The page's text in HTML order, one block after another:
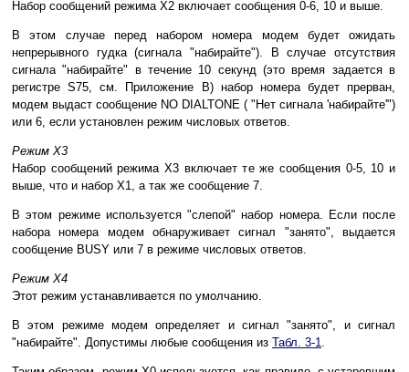
Набор сообщений режима X2 включает сообщения 0-6, 10 и выше.
В этом случае перед набором номера модем будет ожидать
непрерывного гудка (сигнала "набирайте"). В случае отсутствия
сигнала "набирайте" в течение 10 секунд (это время задается в
регистре S75, см. Приложение B) набор номера будет прерван,
модем выдаст сообщение NO DIALTONE ( "Нет сигнала 'набирайте'")
или 6, если установлен режим числовых ответов.
Режим X3
Набор сообщений режима X3 включает те же сообщения 0-5, 10 и
выше, что и набор X1, а так же сообщение 7.
В этом режиме используется "слепой" набор номера. Если после
набора номера модем обнаруживает сигнал "занято", выдается
сообщение BUSY или 7 в режиме числовых ответов.
Режим X4
Этот режим устанавливается по умолчанию.
В этом режиме модем определяет и сигнал "занято", и сигнал
"набирайте". Допустимы любые сообщения из Табл. 3-1.